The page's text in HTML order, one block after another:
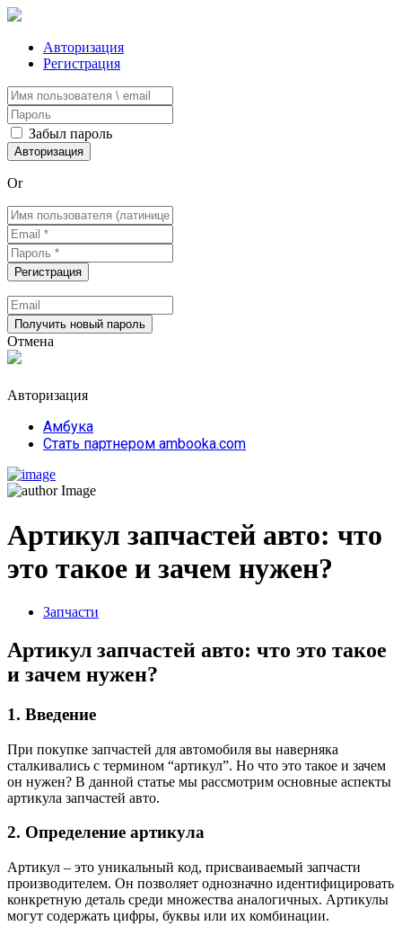
Авторизация
Регистрация
Забыл пароль
Or
Отмена
Авторизация
Амбука
Стать партнером ambooka.com
Артикул запчастей авто: что
это такое и зачем нужен?
Запчасти
Артикул запчастей авто: что это такое
и зачем нужен?
1. Введение
При покупке запчастей для автомобиля вы наверняка
сталкивались с термином “артикул”. Но что это такое и зачем
он нужен? В данной статье мы рассмотрим основные аспекты
артикула запчастей авто.
2. Определение артикула
Артикул – это уникальный код, присваиваемый запчасти
производителем. Он позволяет однозначно идентифицировать
конкретную деталь среди множества аналогичных. Артикулы
могут содержать цифры, буквы или их комбинации.